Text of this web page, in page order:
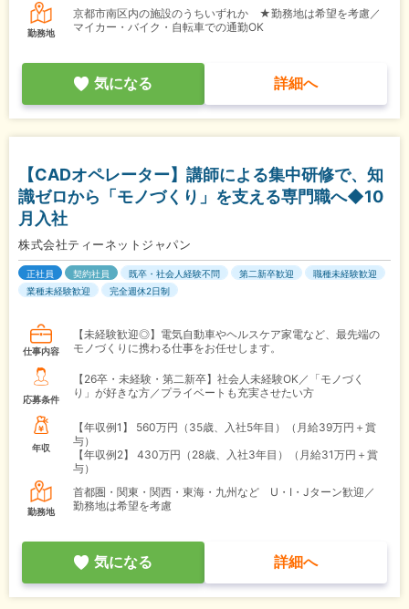
勤務地
京都市南区内の施設のうちいずれか ★勤務地は希望を考慮／
マイカー・バイク・自転車での通勤OK
気になる 詳細へ
【CADオペレーター】講師による集中研修で、知
識ゼロから「モノづくり」を支える専門職へ◆10
月入社
株式会社ティーネットジャパン
正社員 契約社員 既卒・社会人経験不問 第二新卒歓迎
職種未経験歓迎
業種未経験歓迎
完全週休2日制
仕事内容
【未経験歓迎◎】電気自動車やヘルスケア家電など、最先端の
モノづくりに携わる仕事をお任せします。
応募条件
【26卒・未経験・第二新卒】社会人未経験OK／「モノづく
り」が好きな方／プライベートも充実させたい方
年収
【年収例1】
560万円（35歳、入社5年目）（月給39万円＋賞
与）
【年収例2】
430万円（28歳、入社3年目）（月給31万円＋賞
与）
勤務地
首都圏・関東・関西・東海・九州など U・I・Jターン歓迎／
勤務地は希望を考慮
気になる 詳細へ